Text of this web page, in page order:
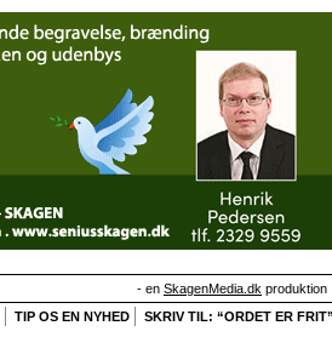
- en SkagenMedia.dk produktion
TIP OS EN NYHED SKRIV TIL: “ORDET ER